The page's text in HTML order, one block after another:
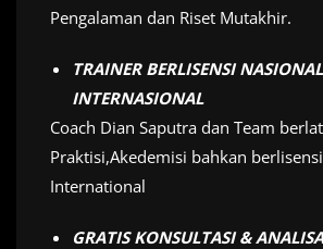
Pengalaman dan Riset Mutakhir.
TRAINER BERLISENSI
INTERNASIONAL
Coach Dian Saputra dan Team
Praktisi,Akedemisi bahkan
International
GRATIS KONSULTASI &